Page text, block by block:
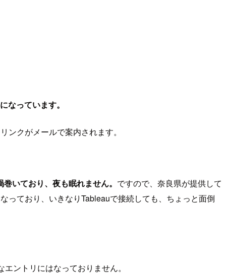
なっています。
クがメールで案内されます。
いており、夜も眠れません。 ですので、奈良県が提供して
ており、いきなりTableauで接続しても、ちょっと面倒
ントリにはなっておりません。